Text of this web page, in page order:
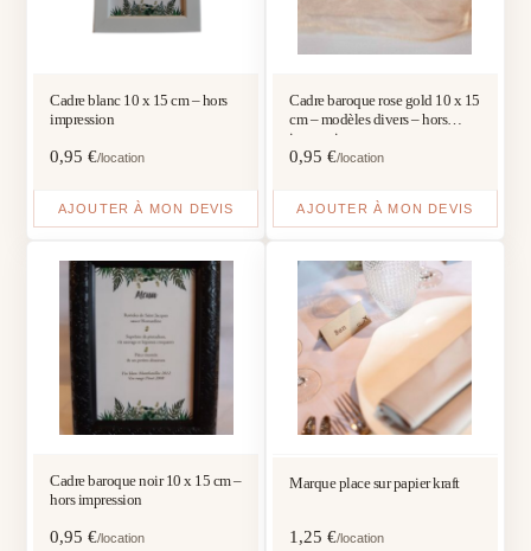
Cadre blanc 10 x 15 cm – hors
impression
0,95€/location
AJOUTER À MON DEVIS
Cadre baroque rose gold 10 x 15
cm – modèles divers – hors
impression
0,95 €/location
AJOUTER À MON DEVIS
Cadre baroque noir 10 x 15 cm –
hors impression
0,95€/location
Marque place sur papier kraft
1,25 €/location